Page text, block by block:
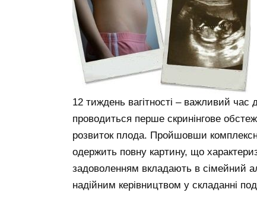
12 тиждень вагітності – важливий
проводиться перше скринінгове
розвиток плода. Пройшовши
одержить повну картину, що
задоволенням вкладають в сімейний
надійним керівництвом у складанні